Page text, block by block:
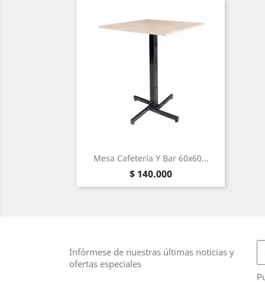
Mesa Cafetería Y Bar 60x60...
Precio
$ 140.000
Infórmese de nuestras últimas noticias y
ofertas especiales